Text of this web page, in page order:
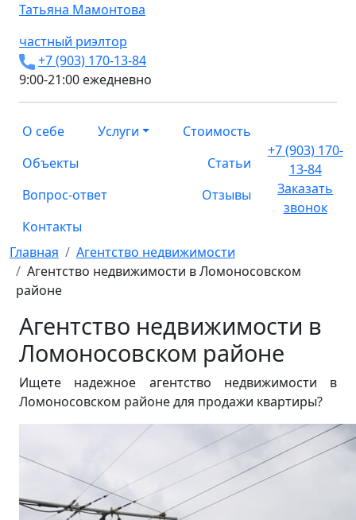
Татьяна Мамонтова
частный риэлтор
+7 (903) 170-13-84
9:00-21:00 ежедневно
О себе Услуги
Стоимость
Объекты
Статьи
Вопрос-ответ
Отзывы
Контакты
+7 (903) 170-
13-84
Заказать
звонок
Главная
Агентство недвижимости
Агентство недвижимости в Ломоносовском
районе
Агентство недвижимости в
Ломоносовском районе
Ищете надежное агентство недвижимости в
Ломоносовском районе для продажи квартиры?